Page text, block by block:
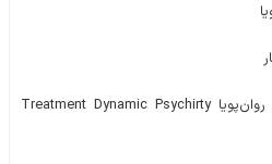
فصل 4: درمان در روانپزشکی روان‌پویا Treatment Dynamic Psychirty